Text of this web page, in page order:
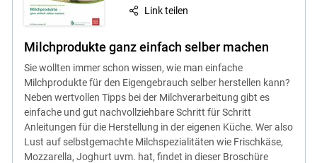
Link teilen
Milchprodukte ganz einfach selber machen
Sie wollten immer schon wissen, wie man einfache
Milchprodukte für den Eigengebrauch selber herstellen kann?
Neben wertvollen Tipps bei der Milchverarbeitung gibt es
einfache und gut nachvollziehbare Schritt für Schritt
Anleitungen für die Herstellung in der eigenen Küche. Wer also
Lust auf selbstgemachte Milchspezialitäten wie Frischkäse,
Mozzarella, Joghurt uvm. hat, findet in dieser Broschüre